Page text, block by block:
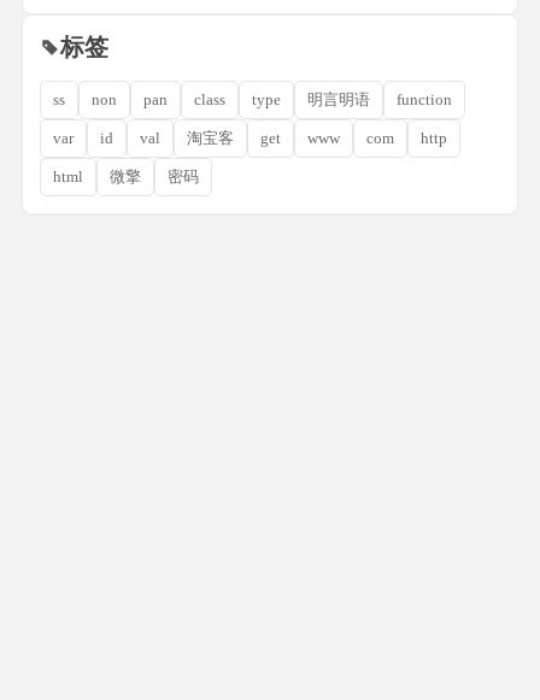
标签
ss non pan class type 明言明语 function
var id val 淘宝客 get www com http
html 微擎 密码